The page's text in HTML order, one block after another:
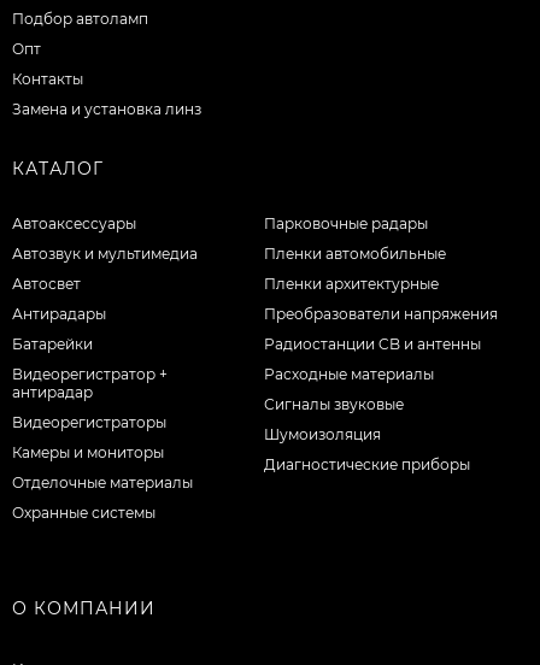
Подбор автоламп
Опт
Контакты
Замена и установка линз
КАТАЛОГ
Автоаксессуары
Автозвук и мультимедиа
Автосвет
Антирадары
Батарейки
Видеорегистратор +
антирадар
Видеорегистраторы
Камеры и мониторы
Отделочные материалы
Охранные системы
Парковочные радары
Пленки автомобильные
Пленки архитектурные
Преобразователи напряжения
Радиостанции CB и антенны
Расходные материалы
Сигналы звуковые
Шумоизоляция
Диагностические приборы
О КОМПАНИИ